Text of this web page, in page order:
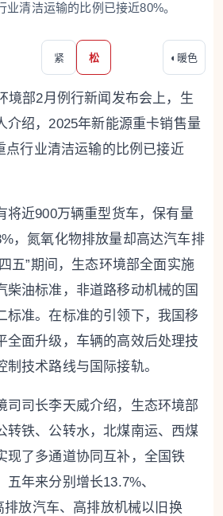
业清洁运输的比例已接近80%。
紧 松 ◐ 暖色
境部2月例行新闻发布会上，生
介绍，2025年新能源重卡销售量
点行业清洁运输的比例已接近
将近900万辆重型货车，保有量
，氮氧化物排放量却高达汽车排
五”期间，生态环境部全面实施
柴油标准，非道路移动机械的国
标准。在标准的引领下，我国移
全面升级，车辆的高效后处理技
技术路线与国际接轨。
司司长李天威介绍，生态环境部
转铁、公转水，北煤南运、西煤
现了多通道协同互补，全国铁
年来分别增长13.7%、
排放汽车、高排放机械以旧换